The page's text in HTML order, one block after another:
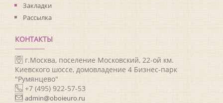
Закладки
Рассылка
КОНТАКТЫ
г.Москва, поселение Московский, 22-ой км.
Киевского шоссе, домовладение 4 Бизнес-парк
"Румянцево"
+7 (495) 922-57-53
admin@oboieuro.ru